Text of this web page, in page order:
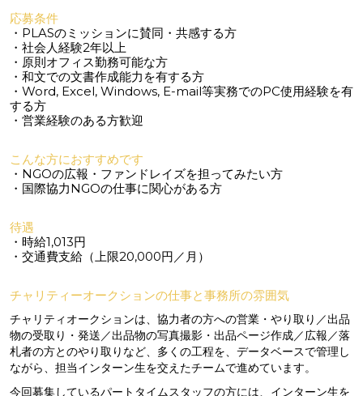
応募条件
・PLASのミッションに賛同・共感する方
・社会人経験2年以上
・原則オフィス勤務可能な方
・和文での文書作成能力を有する方
・Word, Excel, Windows, E-mail等実務でのPC使用経験を有
する方
・営業経験のある方歓迎
こんな方におすすめです
・NGOの広報・ファンドレイズを担ってみたい方
・国際協力NGOの仕事に関心がある方
待遇
・時給1,013円
・交通費支給（上限20,000円／月）
チャリティーオークションの仕事と事務所の雰囲気
チャリティオークションは、協力者の方への営業・やり取り／出品
物の受取り・発送／出品物の写真撮影・出品ページ作成／広報／落
札者の方とのやり取りなど、多くの工程を、データベースで管理し
ながら、担当インターン生を交えたチームで進めています。
今回募集しているパートタイムスタッフの方には、インターン生を